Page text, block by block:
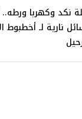
نكد وكهربا
نارية لـ أخطبوط